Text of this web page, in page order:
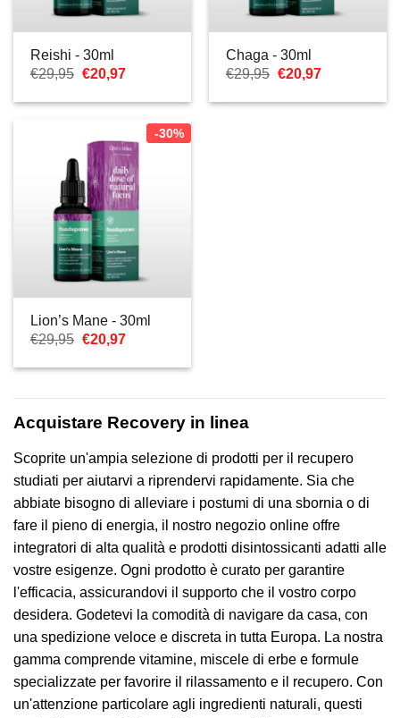
Reishi - 30ml
€29,95 Il
originale
€20,97Il
attuale
€20,97.
Chaga - 30ml
€29,95 Il
originale
€20,97Il
attuale
-30%
Lion’s Mane - 30ml
€29,95 Il
originale
€29,95.
€20,97Il
attuale
€20,97.
Acquistare Recovery in linea
Scoprite un'ampia selezione di prodotti per il recupero
studiati per aiutarvi a riprendervi rapidamente. Sia che
abbiate bisogno di alleviare i postumi di una sbornia o di
fare il pieno di energia, il nostro negozio online offre
integratori di alta qualità e prodotti disintossicanti adatti alle
vostre esigenze. Ogni prodotto è curato per garantire
l'efficacia, assicurandovi il supporto che il vostro corpo
desidera. Godetevi la comodità di navigare da casa, con
una spedizione veloce e discreta in tutta Europa. La nostra
gamma comprende vitamine, miscele di erbe e formule
specializzate per favorire il rilassamento e il recupero. Con
un'attenzione particolare agli ingredienti naturali, questi